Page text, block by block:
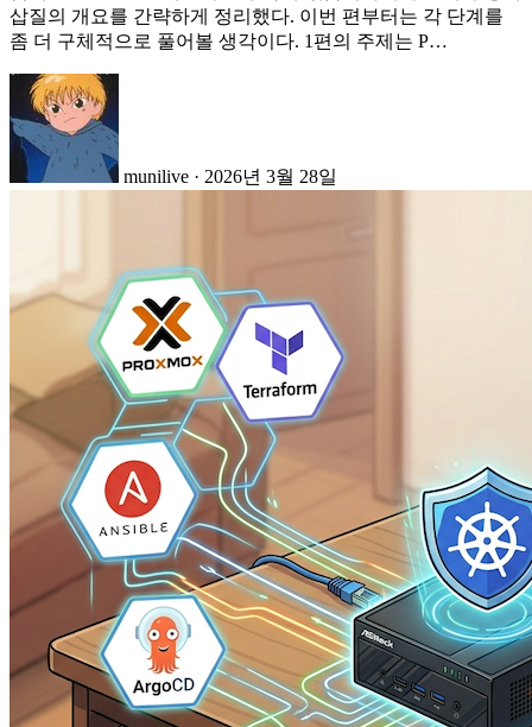
삽질의 개요를 간략하게 정리했다. 이번 편부터는 각 단계를
좀 더 구체적으로 풀어볼 생각이다. 1편의 주제는 P…
munilive · 2026년 3월 28일